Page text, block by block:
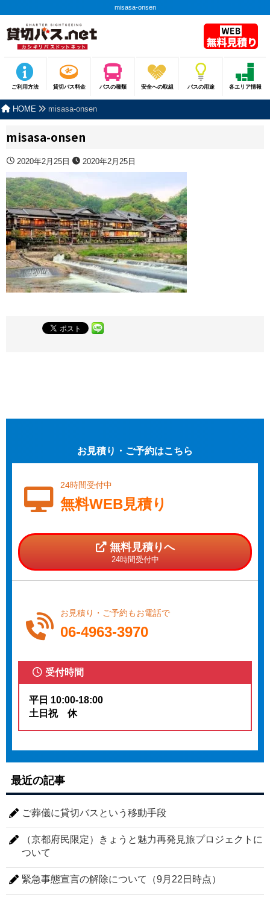
misasa-onsen
ご利用方法 貸切バス料金 バスの種類 安全への取組 バスの用途 各エリア情報
HOME misasa-onsen
misasa-onsen
2020年2月25日 2020年2月25日
お見積り・ご予約はこちら
24時間受付中
無料WEB見積り
無料見積りへ
24時間受付中
お見積り・ご予約もお電話で
06-4963-3970
受付時間
平日 10:00-18:00
土日祝 休
最近の記事
ご葬儀に貸切バスという移動手段
（京都府民限定）きょうと魅力再発見旅プロジェクトに
ついて
緊急事態宣言の解除について（9月22日時点）